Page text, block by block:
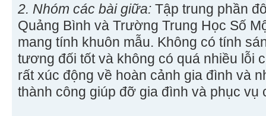
2. Nhóm các bài giữa: Tập trung phần
Quảng Bình và Trường Trung Học Số
mang tính khuôn mẫu. Không có tính
tương đối tốt và không có quá nhiều lỗi
rất xúc động về hoàn cảnh gia đình và
thành công giúp đỡ gia đình và phục vụ